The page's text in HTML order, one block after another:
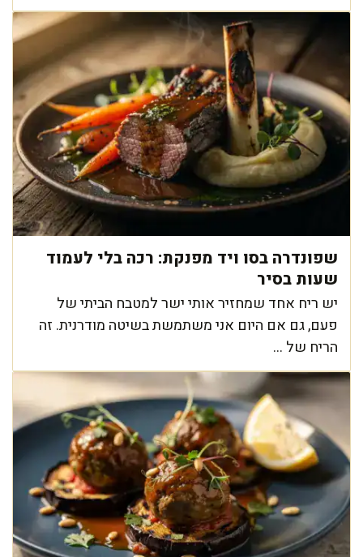
שפונדרה בסו ויד מפנקת: רכה בלי לעמוד
שעות בסיר
יש ריח אחד שמחזיר אותי ישר למטבח הביתי של
פעם, גם אם היום אני משתמשת בשיטה מודרנית. זה
הריח של ...